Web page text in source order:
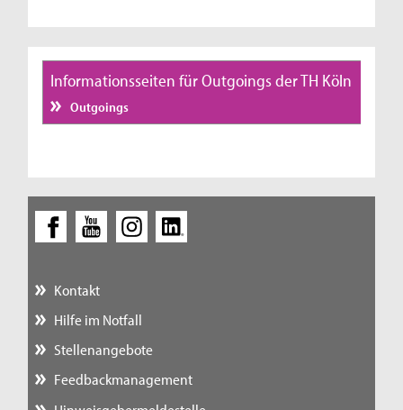
Informationsseiten für Outgoings der TH Köln
Outgoings
Kontakt
Hilfe im Notfall
Stellenangebote
Feedbackmanagement